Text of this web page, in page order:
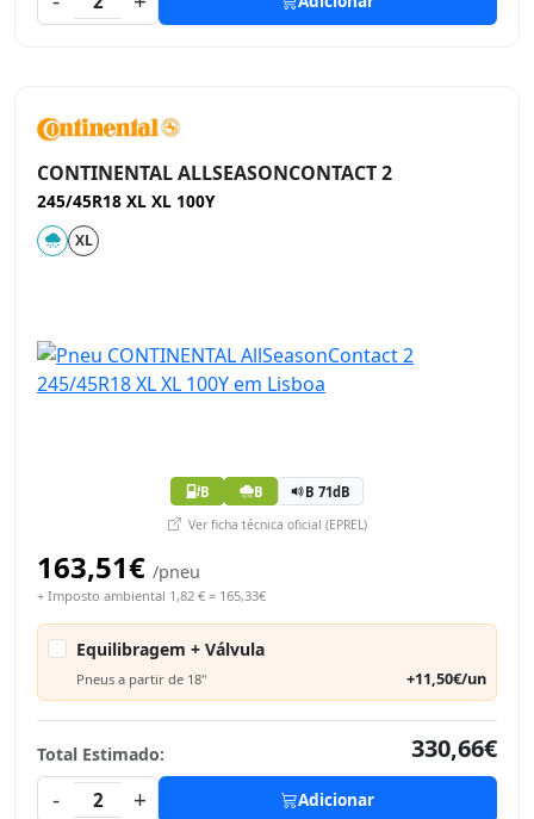
CONTINENTAL ALLSEASONCONTACT 2
245/45R18 XL XL 100Y
XL
B B B 71dB
Ver ficha técnica oficial (EPREL)
163,51€ /pneu
+ Imposto ambiental 1,82 € = 165,33€
Equilibragem + Válvula
Pneus a partir de 18" +11,50€/un
Total Estimado:
330,66€
-
2 + Adicionar